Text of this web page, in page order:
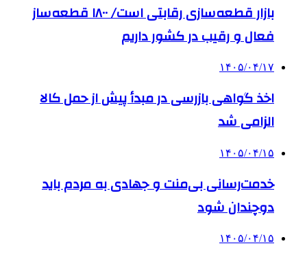
بازار قطعه‌سازی رقابتی است/ ۱۸۰۰ قطعه‌ساز
فعال و رقیب در کشور داریم
۱۴۰۵/۰۴/۱۷
اخذ گواهی بازرسی در مبدأ پیش از حمل کالا
الزامی شد
۱۴۰۵/۰۴/۱۵
خدمت‌رسانی بی‌منت و جهادی به مردم باید
دوچندان شود
۱۴۰۵/۰۴/۱۵